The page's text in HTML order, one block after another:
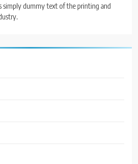
simply dummy text of the printing and